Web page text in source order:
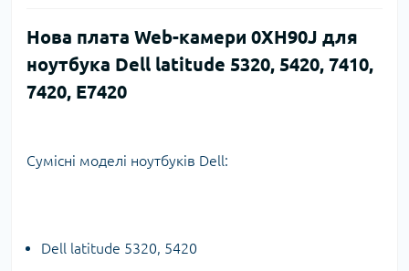
Нова плата Web-камери 0XH90J для
ноутбука Dell latitude 5320, 5420, 7410,
7420, E7420
Сумісні моделі ноутбуків Dell:
Dell latitude 5320, 5420